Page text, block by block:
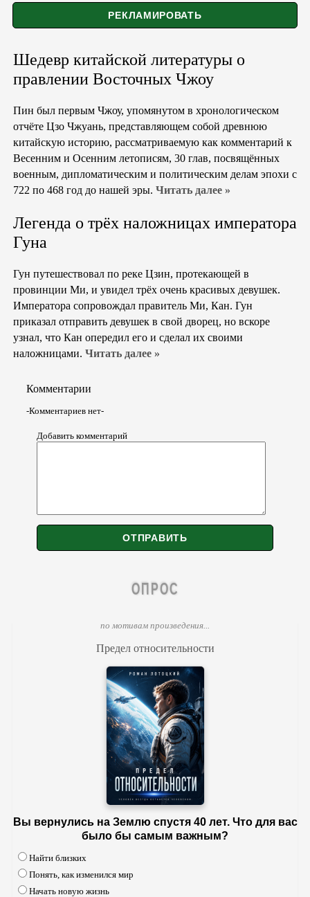
Шедевр китайской литературы о
правлении Восточных Чжоу
Пин был первым Чжоу, упомянутом в хронологическом
отчёте Цзо Чжуань, представляющем собой древнюю
китайскую историю, рассматриваемую как комментарий к
Весенним и Осенним летописям, 30 глав, посвящённых
военным, дипломатическим и политическим делам эпохи с
722 по 468 год до нашей эры. Читать далее »
Легенда о трёх наложницах императора
Гуна
Гун путешествовал по реке Цзин, протекающей в
провинции Ми, и увидел трёх очень красивых девушек.
Императора сопровождал правитель Ми, Кан. Гун
приказал отправить девушек в свой дворец, но вскоре
узнал, что Кан опередил его и сделал их своими
наложницами. Читать далее »
Комментарии
-Комментариев нет-
Добавить комментарий
ОПРОС
по мотивам произведения...
Предел относительности
Вы вернулись на Землю спустя 40 лет. Что для вас
было бы самым важным?
Найти близких
Понять, как изменился мир
Начать новую жизнь